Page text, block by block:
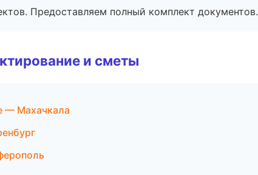
Предоставляем полный комплект документов.
и сметы
— Махачкала